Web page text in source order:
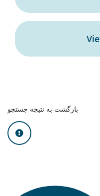
بازگشت به نتیجه جستجو